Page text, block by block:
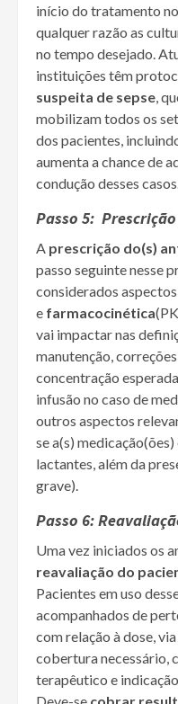
início do tratamento
qualquer razão as
no tempo desejado.
instituições têm
suspeita de sepse,
mobilizam todos os
dos pacientes,
aumenta a chance de
condução desses
Passo 5: Prescrição
A prescrição do(s)
passo seguinte nesse
considerados
e farmacocinética
vai impactar nas
manutenção,
concentração
infusão no caso de
outros aspectos
se a(s)
lactantes, além da
grave).
Passo 6:
Uma vez iniciados os
reavaliação do
Pacientes em uso
acompanhados de
com relação à dose,
cobertura necessário,
terapêutico e